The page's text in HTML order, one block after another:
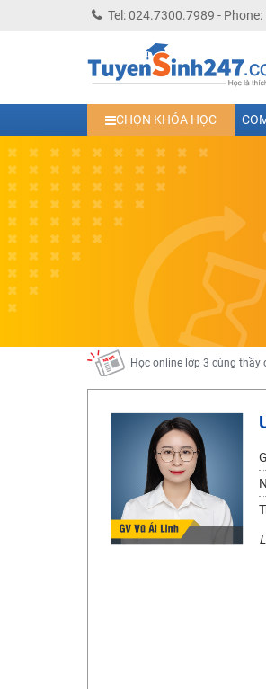
Tel: 024.7300.7989 -
CHỌN KHÓA HỌC
Học trực tuyến lớp 10 các
Học online trực tuyến cấp
Học online lớp 5 cùng thầy
Học online lớp 7 cùng thầy
Học online lớp 6 cùng thầy
Học online lớp 8 cùng thầy
2K13! Bứt Phá Lớp 5 Năm
Học online lớp 4 cùng thầy
Học online lớp 3 cùng thầy
Học online lớp 2 với thầy
2K6! Lộ Trình Sun 2024 -
Hot! Lễ hội đồng giá 449K
Khuyến Mãi Khoá Học 1K
Đồng giá khóa học 499K -
Khai giảng các khóa lớp 9
Luyện thi vào lớp 10 môn